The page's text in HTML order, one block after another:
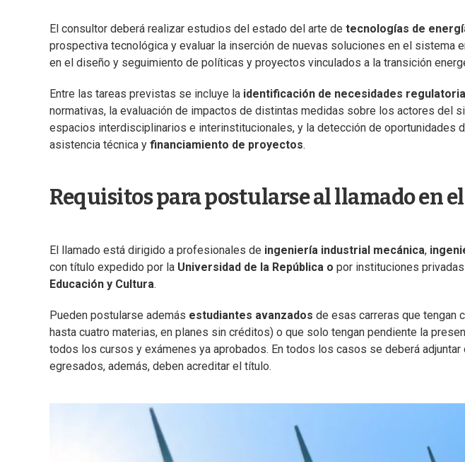
El consultor deberá realizar estudios del estado del arte de tecnologías de
prospectiva tecnológica y evaluar la inserción de nuevas soluciones en el sistema
en el diseño y seguimiento de políticas y proyectos vinculados a la transición
Entre las tareas previstas se incluye la identificación de necesidades
normativas, la evaluación de impactos de distintas medidas sobre los actores del
espacios interdisciplinarios e interinstitucionales, y la detección de oportunidades
asistencia técnica y financiamiento de proyectos.
Requisitos para postularse al llamado en
El llamado está dirigido a profesionales de ingeniería industrial mecánica,
con título expedido por la Universidad de la República o por instituciones
Educación y Cultura.
Pueden postularse además estudiantes avanzados de esas carreras que tengan
hasta cuatro materias, en planes sin créditos) o que solo tengan pendiente la
todos los cursos y exámenes ya aprobados. En todos los casos se deberá
egresados, además, deben acreditar el título.